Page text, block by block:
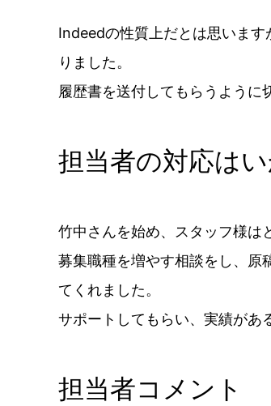
Indeedの性質上だとは思いま
りました。
履歴書を送付してもらうように
担当者の対応は
竹中さんを始め、スタッフ様は
募集職種を増やす相談をし、原
てくれました。
サポートしてもらい、実績があ
担当者コメント